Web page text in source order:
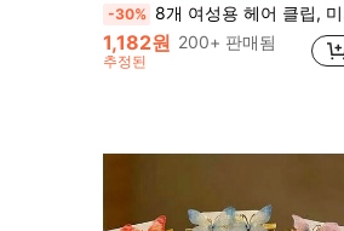
-30% 8개 여성용 헤어 클립, 미니멀리스트 & 다용도, 일상 사용에 적합, 클로 클립, 헤어 핀, 헤어 클립 포함, 학습 용품 및 헤어 액세서리로도 이상적인 선택, 헤드 액세서리, 헤어핀
1,182원 200+ 판매됨
추정된